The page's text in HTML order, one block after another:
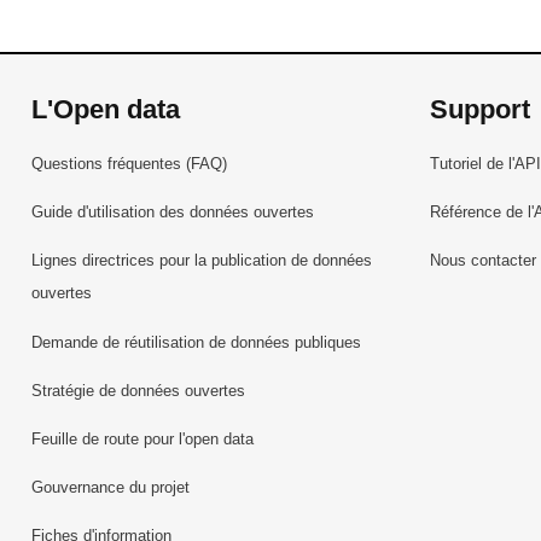
L'Open data
Questions fréquentes (FAQ)
Guide d'utilisation des données ouvertes
Lignes directrices pour la publication de données
ouvertes
Demande de réutilisation de données publiques
Stratégie de données ouvertes
Feuille de route pour l'open data
Gouvernance du projet
Fiches d'information
Support
Tutoriel de l'API
Référence de
Nous contacter